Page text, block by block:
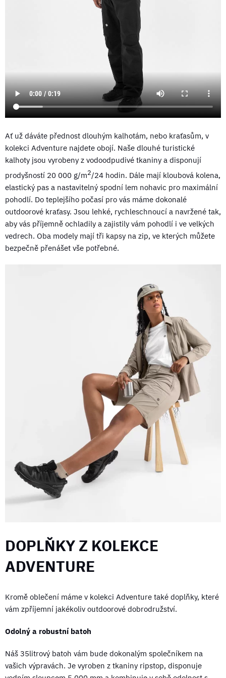
Ať už dáváte přednost dlouhým kalhotám, nebo kraťasům, v
kolekci Adventure najdete obojí. Naše dlouhé turistické
kalhoty jsou vyrobeny z vodoodpudivé tkaniny a disponují
prodyšností 20 000 g/m2/24 hodin. Dále mají kloubová kolena,
elastický pas a nastavitelný spodní lem nohavic pro maximální
pohodlí. Do teplejšího počasí pro vás máme dokonalé
outdoorové kraťasy. Jsou lehké, rychleschnoucí a navržené tak,
aby vás příjemně ochladily a zajistily vám pohodlí i ve velkých
vedrech. Oba modely mají tři kapsy na zip, ve kterých můžete
bezpečně přenášet vše potřebné.
DOPLŇKY Z KOLEKCE
ADVENTURE
Kromě oblečení máme v kolekci Adventure také doplňky, které
vám zpříjemní jakékoliv outdoorové dobrodružství.
Odolný a robustní batoh
Náš 35litrový batoh vám bude dokonalým společníkem na
vašich výpravách. Je vyroben z tkaniny ripstop, disponuje